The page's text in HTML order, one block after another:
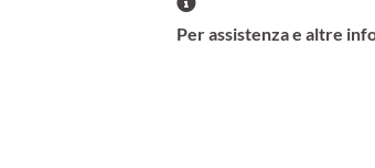
Per assistenza e altre